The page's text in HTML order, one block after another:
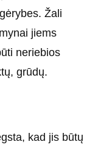
Žali
jiems
neriebios
grūdų.
kad jis būtų